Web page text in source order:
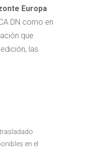
Europa
DN como en
que
las
en el